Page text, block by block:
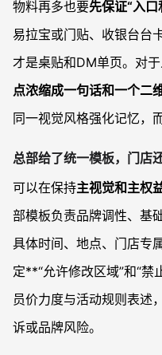
物料再多也要先保证“入
易拉宝或门贴、收银台台
才是桌贴和DM单页。对
点浓缩成一句话和一个二
同一视觉风格强化记忆，
总部给了统一模板，门店
可以在保持主视觉和主权
部模板负责品牌调性、基
具体时间、地点、门店专
定**“允许修改区域”和“
员价力度与活动规则表述
诉或品牌风险。